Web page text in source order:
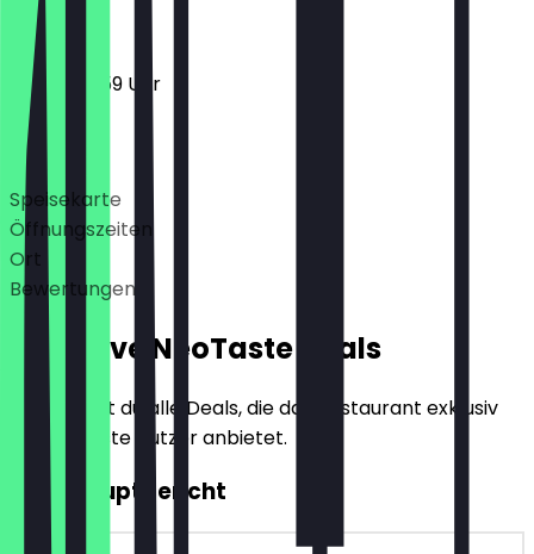
17:00 - 23:59 Uhr
Deals
Speisekarte
Öffnungszeiten
Ort
Bewertungen
Exklusive NeoTaste Deals
Hier findest du alle Deals, die das Restaurant exklusiv
für NeoTaste Nutzer anbietet.
2für1 Hauptgericht